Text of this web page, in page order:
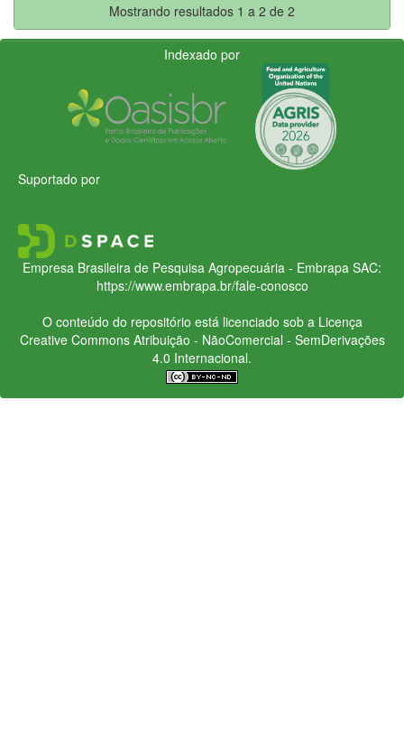
Mostrando resultados 1 a 2 de 2
Indexado por
Suportado por
Empresa Brasileira de Pesquisa Agropecuária - Embrapa SAC:
https://www.embrapa.br/fale-conosco
O conteúdo do repositório está licenciado sob a Licença
Creative CommonsAtribuição - NãoComercial - SemDerivações
4.0 Internacional.